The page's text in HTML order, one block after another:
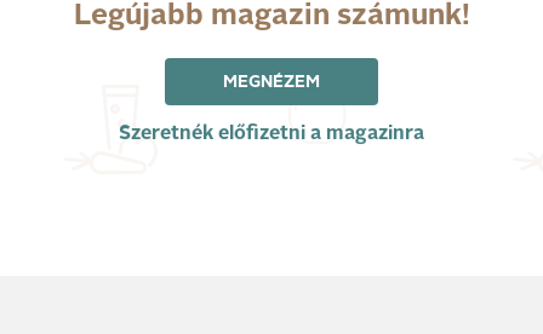
Legújabb magazin számunk!
MEGNÉZEM
Szeretnék előfizetni a magazinra